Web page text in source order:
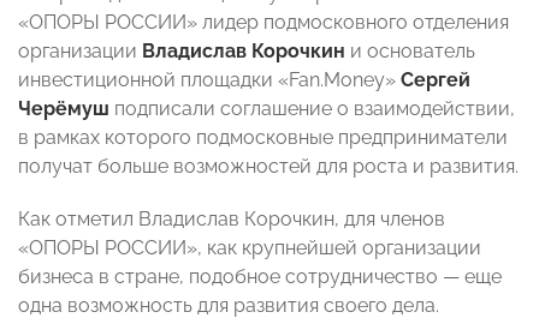
«ОПОРЫ РОССИИ» лидер подмосковного отделения
организации Владислав Корочкин и основатель
инвестиционной площадки «Fan.Money» Сергей
Черёмуш подписали соглашение о взаимодействии,
в рамках которого подмосковные предприниматели
получат больше возможностей для роста и развития.
Как отметил Владислав Корочкин, для членов
«ОПОРЫ РОССИИ», как крупнейшей организации
бизнеса в стране, подобное сотрудничество — еще
одна возможность для развития своего дела.